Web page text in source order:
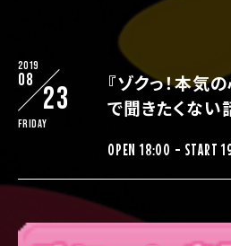
2019
08
23
Friday
『ゾクっ！本気
で聞きたくない
OPEN 18:00 - START